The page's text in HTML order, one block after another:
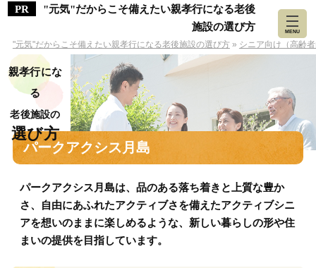
"元気"だからこそ備えたい親孝行になる老後
施設の選び方
"元気"だからこそ備えたい親孝行になる老後施設の選び方 » シニア向け（高齢
親孝行にな
る
老後施設の
選び方
MENU
パークアクシス月島
パークアクシス月島は、品のある落ち着きと上質な豊か
さ、自由にあふれたアクティブさを備えたアクティブシニ
アを想いのままに楽しめるような、新しい暮らしの形や住
まいの提供を目指しています。